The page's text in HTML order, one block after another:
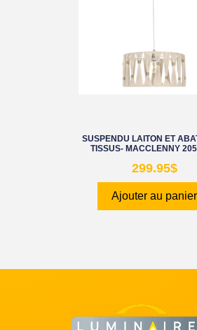
SUSPENDU LAITON ET
TISSUS- MACCLENNY
299.95$
Ajouter au panier